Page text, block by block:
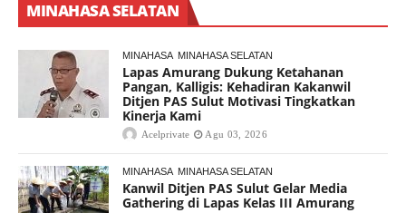
MINAHASA SELATAN
MINAHASA MINAHASA SELATAN
Lapas Amurang Dukung Ketahanan
Pangan, Kalligis: Kehadiran Kakanwil
Ditjen PAS Sulut Motivasi Tingkatkan
Kinerja Kami
Acelprivate Agu 03, 2026
MINAHASA MINAHASA SELATAN
Kanwil Ditjen PAS Sulut Gelar Media
Gathering di Lapas Kelas III Amurang